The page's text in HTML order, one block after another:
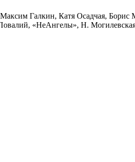
Галкин, Катя Осадчая, Борис
«НеАнгелы», Н.